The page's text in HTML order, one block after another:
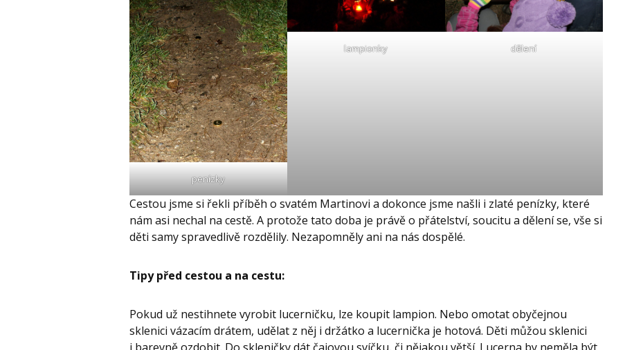
penízky
lampionky dělení
Cestou jsme si řekli příběh o svatém Martinovi a dokonce jsme našli i zlaté penízky, které
nám asi nechal na cestě. A protože tato doba je právě o přátelství, soucitu a dělení se, vše si
děti samy spravedlivě rozdělily. Nezapomněly ani na nás dospělé.
Tipy před cestou a na cestu:
Pokud už nestihnete vyrobit lucerničku, lze koupit lampion. Nebo omotat obyčejnou
sklenici vázacím drátem, udělat z něj i držátko a lucernička je hotová. Děti můžou sklenici
i barevně ozdobit. Do skleničky dát čajovou svíčku, či nějakou větší. Lucerna by neměla být